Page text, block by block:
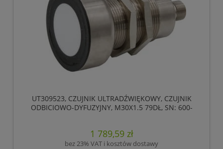
UT309523, CZUJNIK ULTRADŹWIĘKOWY, CZUJNIK
ODBICIOWO-DYFUZYJNY, M30X1.5 79DŁ, SN: 600-
1 789,59 zł
bez 23% VAT i kosztów dostawy